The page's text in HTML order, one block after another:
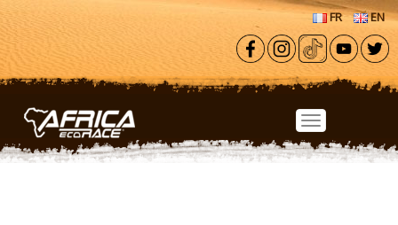
Aller au contenu principal
FR EN